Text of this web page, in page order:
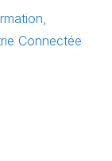
Connectée